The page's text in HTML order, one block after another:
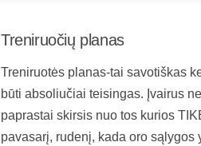
Treniruočių planas
Treniruotės planas-tai savotiškas
būti absoliučiai teisingas. Įvairus
paprastai skirsis nuo tos kurios
pavasarį, rudenį, kada oro